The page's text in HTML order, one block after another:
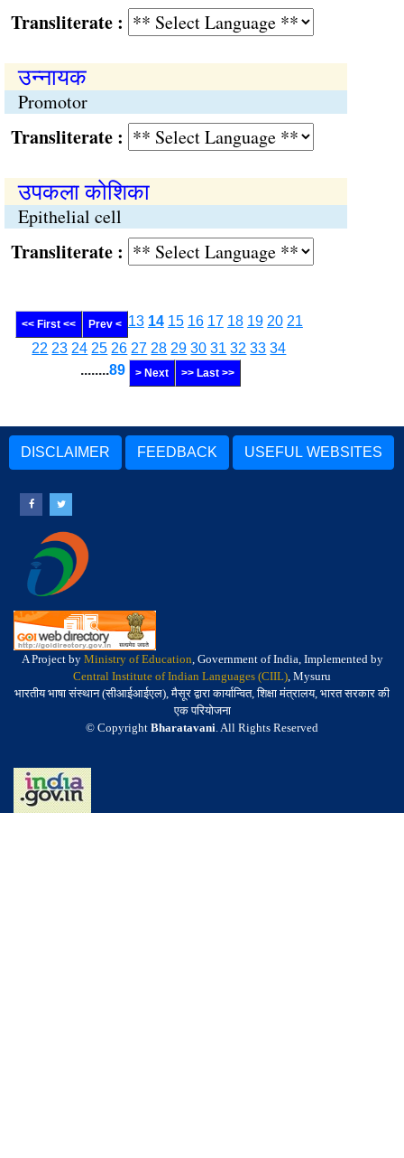
:
उन्‍नायक
Promotor
:
उपकला कोशिका
Epithelial cell
:
<< First << Prev < 13 14 15 16 17 18 19 20 21
22 23 24 25 26 27 28 29 30 31 32 33 34
........89 > Next >> Last >>
DISCLAIMER FEEDBACK USEFUL WEBSITES
A Project by Ministry of Education, Government of India, Implemented by
Central Institute of Indian Languages (CIIL), Mysuru
भारतीय भाषा संस्थान (सीआईआईएल), मैसूर द्वारा कार्यान्वित, शिक्षा मंत्रालय, भारत सरकार की
एक परियोजना
© Copyright Bharatavani. All Rights Reserved